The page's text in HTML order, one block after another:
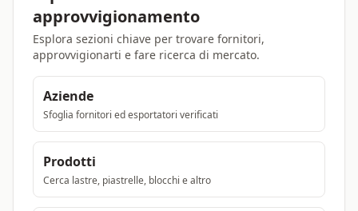
approvvigionamento
Esplora sezioni chiave per trovare fornitori,
approvvigionarti e fare ricerca di mercato.
Aziende
Sfoglia fornitori ed esportatori verificati
Prodotti
Cerca lastre, piastrelle, blocchi e altro